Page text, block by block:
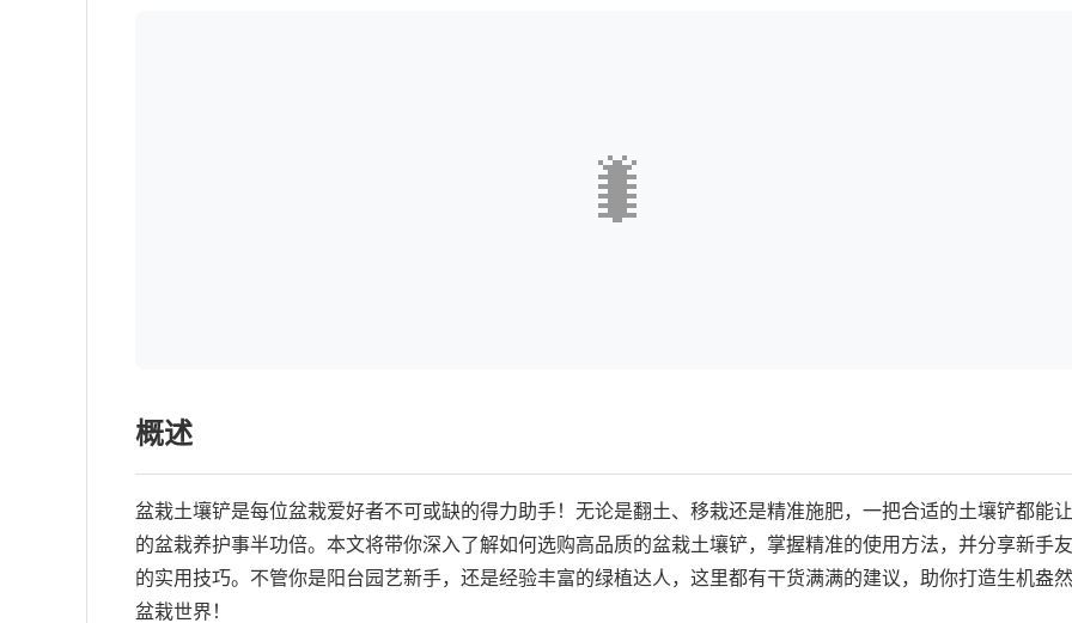
🐛
概述
盆栽土壤铲是每位盆栽爱好者不可或缺的得力助手！无论是翻土、移栽还是精准施肥，一把合适的土壤铲都能
的盆栽养护事半功倍。本文将带你深入了解如何选购高品质的盆栽土壤铲，掌握精准的使用方法，并分享新手
的实用技巧。不管你是阳台园艺新手，还是经验丰富的绿植达人，这里都有干货满满的建议，助你打造生机盎
盆栽世界！